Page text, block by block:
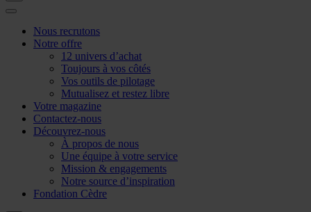
Nous recrutons
Notre offre
12 univers d’achat
Toujours à vos côtés
Vos outils de pilotage
Mutualisez et restez libre
Votre magazine
Contactez-nous
Découvrez-nous
À propos de nous
Une équipe à votre service
Mission & engagements
Notre source d’inspiration
Fondation Cèdre